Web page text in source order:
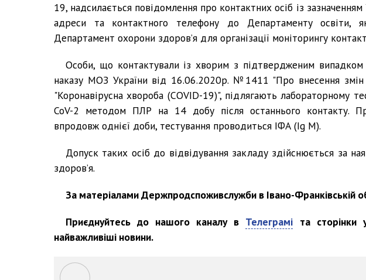
19, надсилається повідомлення про контактних осіб із
адреси та контактного телефону до Департаменту освіти,
Департамент охорони здоров’я для організації моніторингу
Особи, що контактували із хворим з підтвердженим випадком
наказу МОЗ України від 16.06.2020р. №1411 "Про внесення
"Коронавірусна хвороба (COVID-19)", підлягають лабораторному
CoV-2 методом ПЛР на 14 добу після останнього контакту.
впродовж однієї доби, тестування проводиться ІФА (Ig М).
Допуск таких осіб до відвідування закладу здійснюється за
здоров’я.
За матеріалами Держпродспоживслужби в Івано-Франківській
Приєднуйтесь до нашого каналу в Телеграмі та сторінки
найважливіші новини.